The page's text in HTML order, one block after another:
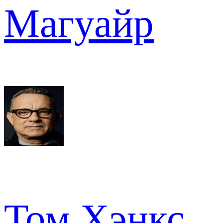
Магуайр